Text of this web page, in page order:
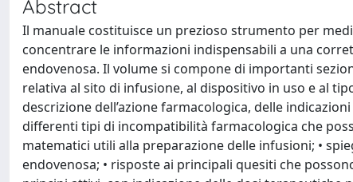
Abstract
Il manuale costituisce un prezioso strumento per
concentrare le informazioni indispensabili a una
endovenosa. Il volume si compone di importanti
relativa al sito di infusione, al dispositivo in uso e al
descrizione dell’azione farmacologica, delle
differenti tipi di incompatibilità farmacologica che
matematici utili alla preparazione delle infusioni; •
endovenosa; • risposte ai principali quesiti che